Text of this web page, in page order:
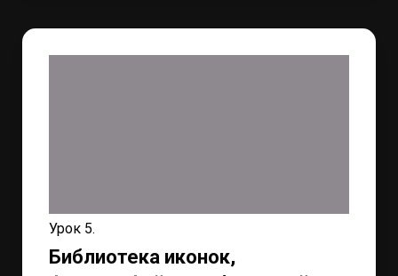
Урок 5.
Библиотека иконок,